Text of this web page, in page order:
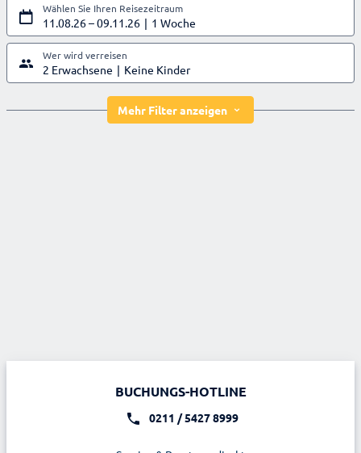
Wählen Sie Ihren Reisezeitraum
11.08.26–09.11.26 1 Woche
Wer wird verreisen
2 Erwachsene Keine Kinder
Mehr Filter anzeigen
BUCHUNGS-HOTLINE
0211 / 5427 8999